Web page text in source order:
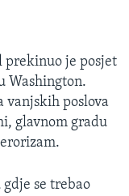
prekinuo je posjet
Washington.
vanjskih poslova
glavnom gradu
gdje se trebao